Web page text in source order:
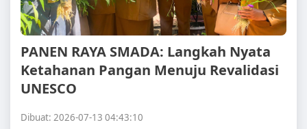
PANEN RAYA SMADA: Langkah Nyata
Ketahanan Pangan Menuju Revalidasi
UNESCO
Dibuat: 2026-07-13 04:43:10